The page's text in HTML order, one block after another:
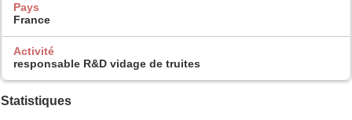
Pays
France
Activité
responsable R&D vidage de truites
Statistiques